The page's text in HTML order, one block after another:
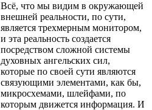
Всё, что мы видим в окружающей
внешней реальности, по сути,
является трехмерным монитором,
и эта реальность создается
посредством сложной системы
духовных ангельских сил,
которые по своей сути являются
связующими элементами, как бы,
микросхемами, шлейфами, по
которым движется информация. И